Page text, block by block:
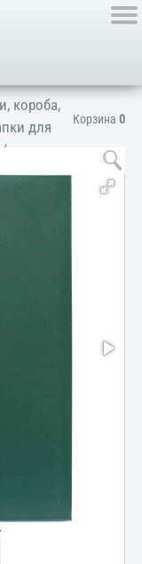
Корзина 0
короба,
для
/